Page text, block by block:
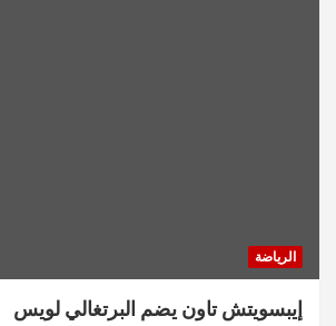
الرياضة
إيبسويتش تاون يضم البرتغالي لويس